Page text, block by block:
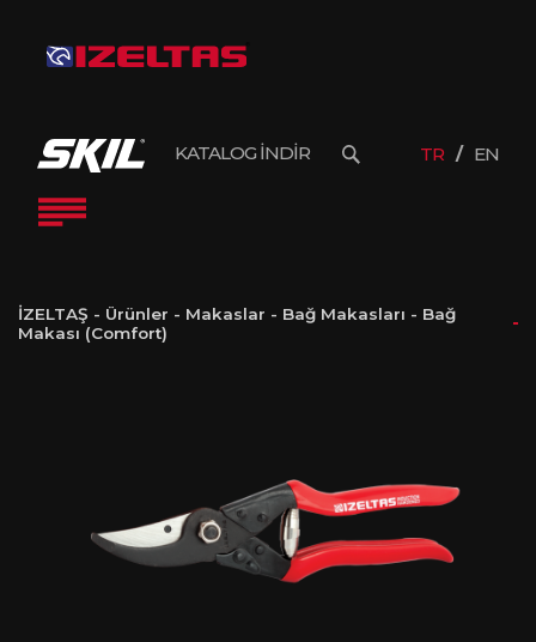
KATALOG İNDİR TR EN
İZELTAŞ - Ürünler - Makaslar - Bağ Makasları - Bağ
Makası (Comfort)